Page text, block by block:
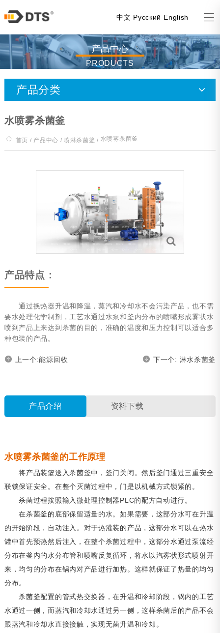
中文 Русский English
产品中心
PRODUCTS
产品分类
旋转杀菌釜
无篮式杀菌系统
杀菌车间自动化系统（ABRS）
静水压杀菌系统
可选项
首页 / 产品中心 /喷淋杀菌釜 / 水喷雾杀菌釜
水喷雾杀菌釜
产品特点：
通过换热器升温和降温，蒸汽和冷却水不会污染产品，也不需
要水处理化学制剂，工艺水通过水泵和釜内分布的喷嘴形成雾状水
喷到产品上来达到杀菌的目的，准确的温度和压力控制可以适合多
种包装的产品。
上一个:能源回收 下一个: 淋水杀菌釜
产品介绍 资料下载
水喷雾杀菌釜的工作原理
将产品装篮送入杀菌釜中，釜门关闭。然后釜门通过三重安全
联锁保证安全。在整个灭菌过程中，门是以机械方式锁紧的。
杀菌过程按照输入微处理控制器PLC的配方自动进行。
在杀菌釜的底部保留适量的水。如果需要，这部分水可在升温
的开始阶段，自动注入。对于热灌装的产品，这部分水可以在热水
罐中首先预热然后注入，在整个杀菌过程中，这部分水通过泵流经
分布在釜内的水分布管和喷嘴反复循环，将水以汽雾状形式喷射开
来，均匀的分布在锅内对产品进行加热。这样就保证了热量的均匀
分布。
杀菌釜配置的管式热交换器，在升温和冷却阶段，锅内的工艺
水通过一侧，而蒸汽和冷却水通过另一侧，这样杀菌后的产品不会
跟蒸汽和冷却水直接接触，实现无菌升温和冷却。